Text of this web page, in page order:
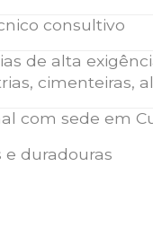
consultivo
de alta
cimenteiras,
com sede em
e duradouras